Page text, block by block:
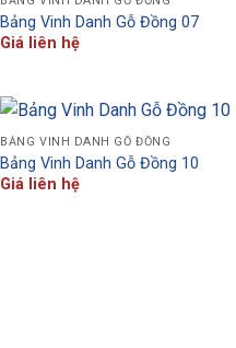
Bảng Vinh Danh Gỗ Đồng 07
Giá liên hệ
BẢNG VINH DANH GỖ ĐỒNG
Bảng Vinh Danh Gỗ Đồng 10
Giá liên hệ